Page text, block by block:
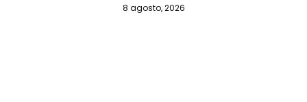
8 agosto, 2026